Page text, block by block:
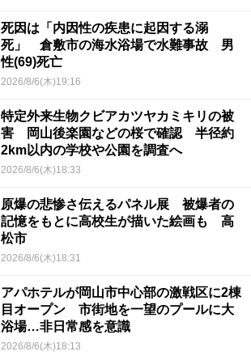
死因は「内因性の疾患に起因する溺
死」 倉敷市の海水浴場で水難事故 男
性(69)死亡
2026/8/6(木)19:16
特定外来生物クビアカツヤカミキリの被
害 岡山後楽園などの桜で確認 半径約
2km以内の学校や公園を調査へ
2026/8/6(木)18:33
原爆の悲惨さ伝えるパネル展 被爆者の
記憶をもとに高校生が描いた絵画も 高
松市
2026/8/6(木)18:31
アパホテルが岡山市中心部の激戦区に2棟
目オープン 市街地を一望のプールに大
浴場…非日常感を意識
2026/8/6(木)18:13